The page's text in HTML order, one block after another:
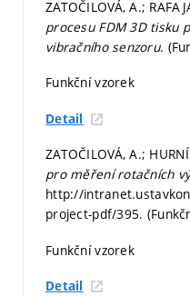
ZATOČILOVÁ, A.;
procesu FDM 3D tisku
vibračního senzoru.
Funkční vzorek
Detail
ZATOČILOVÁ, A.;
pro měření rotačních
http://
project-pdf/395.
Funkční vzorek
Detail